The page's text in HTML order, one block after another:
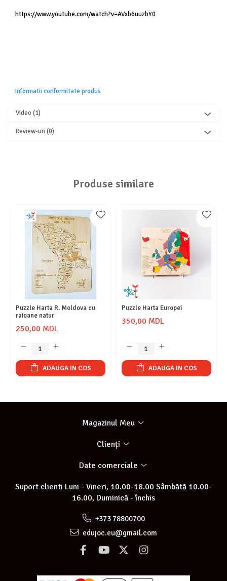
https://www.youtube.com/watch?v=AVxb6uuzbY0
Informatii conformitate produs
Video (1)
Review-uri(0)
Produse similare
Puzzle Harta R. Moldova cu
raioane natur
250,00 MDL
ADAUGA IN COS
Puzzle Harta Europei
350,00 MDL
ADAUGA IN COS
Magazinul Meu
Clienți
Date comerciale
Suport clienti Luni - Vineri, 10.00-18.00 Sâmbătă 10.00-
16.00, Duminică - închis
+373 78800700
edujoc.eu@gmail.com